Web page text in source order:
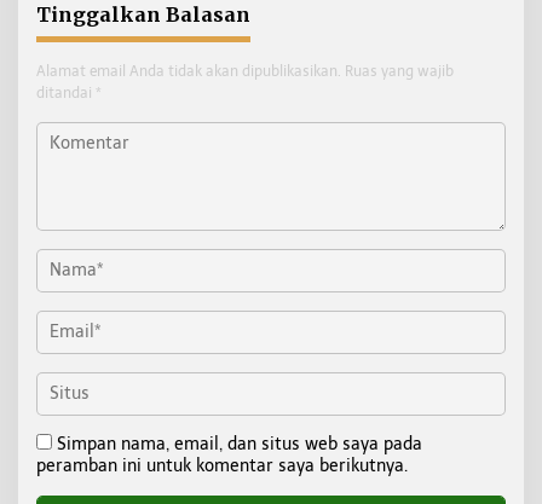
Tinggalkan Balasan
Alamat email Anda tidak akan dipublikasikan. Ruas yang wajib
ditandai *
Simpan nama, email, dan situs web saya pada
peramban ini untuk komentar saya berikutnya.